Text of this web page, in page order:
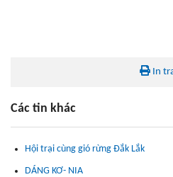
In
Các tin khác
Hội trại cùng gió rừng Đắk Lắk
DÁNG KƠ- NIA